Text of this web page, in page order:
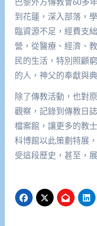
到花蓮，深入部落，
臨資源不足，經費支
營，從醫療、經濟、
民的生活，特別照顧
的人，神父的奉獻與
除了傳教活動，也對
觀察，記錄到傳教日
檔案館，讓更多的教
科博館以此策劃特展
受這段歷史，甚至，